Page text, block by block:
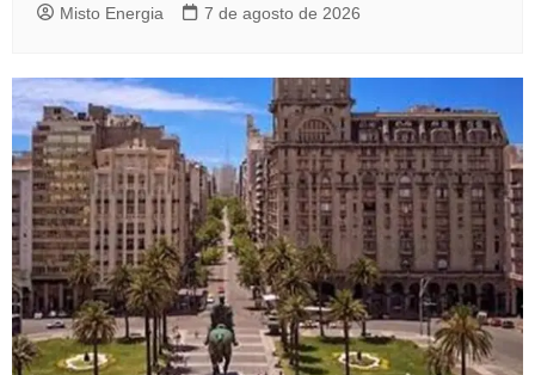
Misto Energia 7 de agosto de 2026